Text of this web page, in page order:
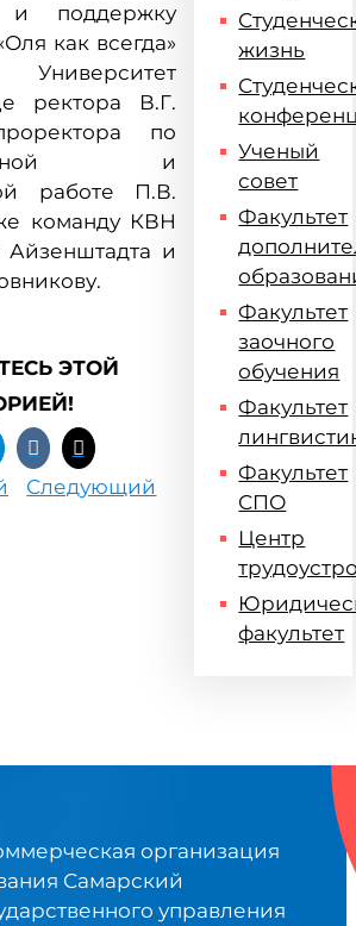
поддержку
как всегда»
ректора В.Г.
по
и
работе П.В.
команду КВН
Айзенштадта и
ЭТОЙ
Следующий
жизнь
Ученый
совет
Факультет
Факультет
заочного
обучения
Факультет
Факультет
СПО
Центр
факультет
организация
Самарский
управления